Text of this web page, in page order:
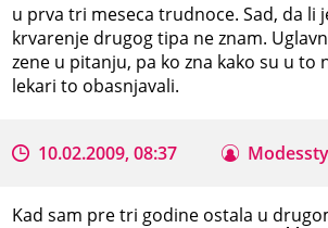
u prva tri meseca trudnoce. Sad, da li
krvarenje drugog tipa ne znam.
zene u pitanju, pa ko zna kako su u to
lekari to obasnjavali.
10.02.2009, 08:37 Modessty
Kad sam pre tri godine ostala u